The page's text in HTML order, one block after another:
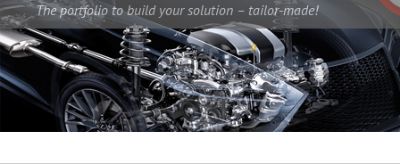
The portfolio to build your solution – tailor-made!